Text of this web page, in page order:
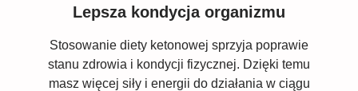
Lepsza kondycja organizmu
Stosowanie diety ketonowej sprzyja poprawie
stanu zdrowia i kondycji fizycznej. Dzięki temu
masz więcej siły i energii do działania w ciągu